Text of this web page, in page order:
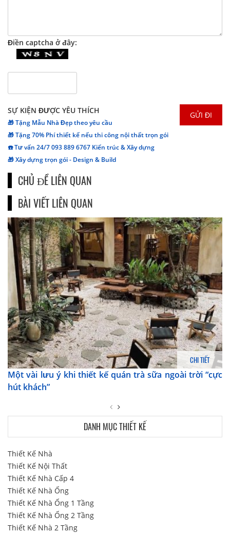
Điền captcha ở đây:
SỰ KIỆN ĐƯỢC YÊU THÍCH
🎁 Tặng Mẫu Nhà Đẹp theo yêu cầu
🎁 Tặng 70% Phí thiết kế nếu thi công nội thất trọn gói
☎️ Tư vấn 24/7 093 889 6767 Kiến trúc & Xây dựng
🎁 Xây dựng trọn gói - Design & Build
CHỦ ĐỀ LIÊN QUAN
BÀI VIẾT LIÊN QUAN
CHI TIẾT
Một vài lưu ý khi thiết kế quán trà sữa ngoài trời “cực
hút khách”
DANH MỤC THIẾT KẾ
Thiết Kế Nhà
Thiết Kế Nội Thất
Thiết Kế Nhà Cấp 4
Thiết Kế Nhà Ống
Thiết Kế Nhà Ống 1 Tầng
Thiết Kế Nhà Ống 2 Tầng
Thiết Kế Nhà 2 Tầng